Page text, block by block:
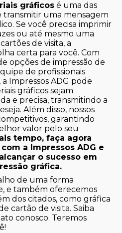
gráficos é uma das
transmitir uma mensagem
Se você precisa imprimir
ou até mesmo uma
de visita, a
certa para você. Com
opções de impressão de
de profissionais
Impressos ADG pode
gráficos sejam
e precisa, transmitindo a
Além disso, nossos
garantindo
valor pelo seu
tempo, faça agora
a Impressos ADG e
o sucesso em
gráfica.
de uma forma
e também oferecemos
dos citados, como gráfica
cartão de visita. Saiba
conosco. Teremos